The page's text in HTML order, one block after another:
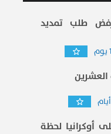
طلب تمديد
أوكرانيا لحظة